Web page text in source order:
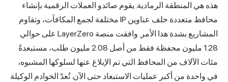
هذه هي المنطقة الرمادية. يقوم صائدو العملات الرقمية بإنشاء
محافظ متعددة خلف عناوين IP مختلفة لجمع المكافآت، وتقاوم
المشاريع بشدة هذا الأمر. وافقت منصة LayerZero على حوالي
1.28 مليون
محفظة فقط من أصل 2.08 مليون طلب، مستبعدةً
مئات الآلاف من المحافظ التي تم الإبلاغ عنها لسلوكها المشبوه،
في واحدة من أكبر عمليات الاستبعاد حتى الآن. تُعدّ الخوادم الوكيلة